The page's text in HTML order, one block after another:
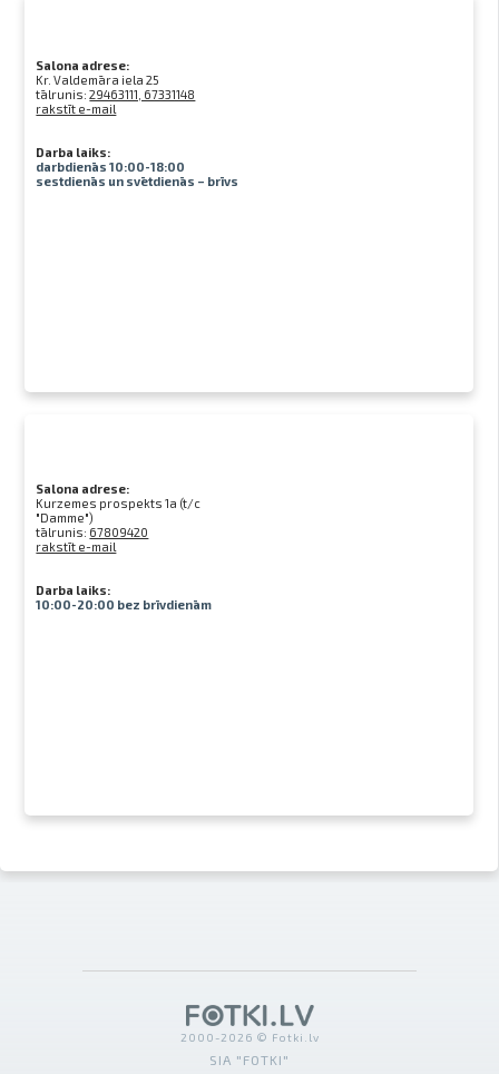
Salona adrese:
Kr. Valdemāra iela 25
tālrunis:29463111, 67331148
rakstīt e-mail
Darba laiks:
darbdienās 10:00-18:00
sestdienās un svētdienās – brīvs
Salona adrese:
Kurzemes prospekts 1a (t/c
"Damme")
tālrunis: 67809420
rakstīt e-mail
Darba laiks:
10:00-20:00 bez brīvdienām
2000-2026 © Fotki.lv
SIA "FOTKI"